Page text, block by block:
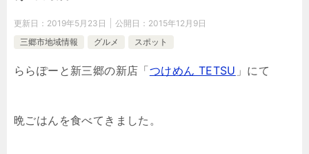
更新日： 2019年5月23日 公開日： 2015年12月9日
三郷市地域情報
グルメ スポット
ららぽーと新三郷の新店「つけめん TETSU 」にて
晩ごはんを食べてきました。